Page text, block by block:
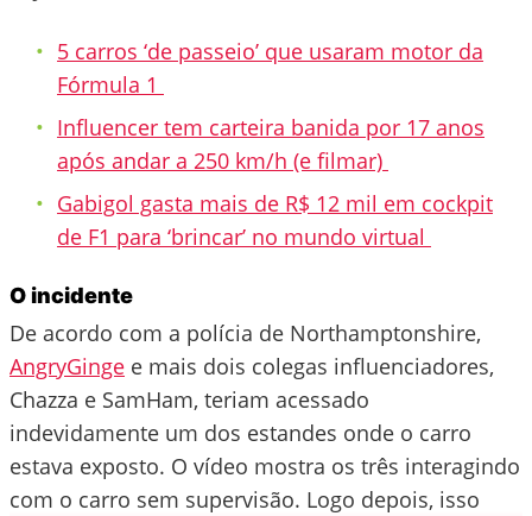
5 carros ‘de passeio’ que usaram motor da
Fórmula 1
Influencer tem carteira banida por 17 anos
após andar a 250 km/h (e filmar)
Gabigol gasta mais de R$ 12 mil em cockpit
de F1 para ‘brincar’ no mundo virtual
O incidente
De acordo com a polícia de Northamptonshire,
AngryGinge e mais dois colegas influenciadores,
Chazza e SamHam, teriam acessado
indevidamente um dos estandes onde o carro
estava exposto. O vídeo mostra os três interagindo
com o carro sem supervisão. Logo depois, isso